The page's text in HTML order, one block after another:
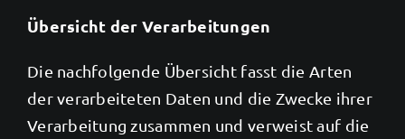
Übersicht der Verarbeitungen
Die nachfolgende Übersicht fasst die Arten
der verarbeiteten Daten und die Zwecke ihrer
Verarbeitung zusammen und verweist auf die